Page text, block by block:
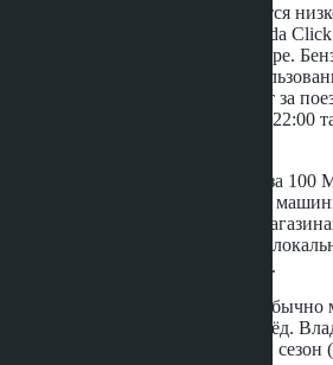
Отсутствие метро компенсируется
мотобайка. Аренда скутера Honda
месяц при долгосрочном договоре.
ежемесячно при активном
(маршрутное такси) стоит 10 бат за
маршруты ограничены, и после 22:00
Интернет дешевле: 500-700 бат за 100
мотобайка чаще бесплатная, для
Продукты в крупных сетевых
стоят так же, как в Бангкоке, но
еда дешевле на 15-25 процентов.
Депозит при аренде в Паттайе
месяца аренды плюс месяц вперёд.
переговорах, особенно в низкий сезон